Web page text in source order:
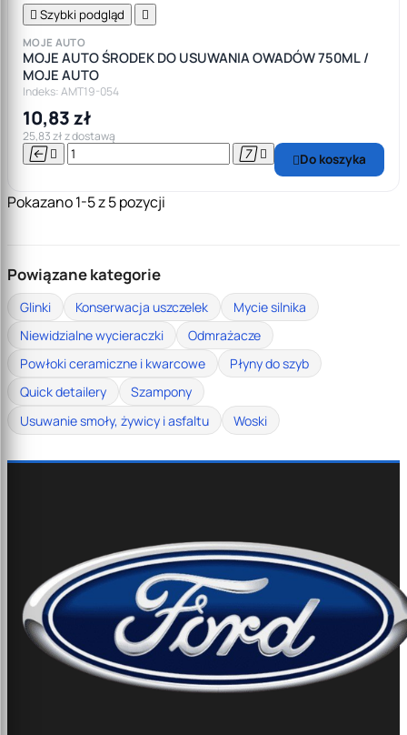
 Szybki podgląd 
MOJE AUTO
MOJE AUTO ŚRODEK DO USUWANIA OWADÓW 750ML /
MOJE AUTO
Indeks: AMT19-054
10,83 zł
25,83 zł z dostawą
    Do koszyka
Pokazano 1-5 z 5 pozycji
Powiązane kategorie
Glinki Konserwacja uszczelek
Mycie silnika
Niewidzialne wycieraczki
Odmrażacze
Powłoki ceramiczne i kwarcowe
Płyny do szyb
Quick detailery
Szampony
Usuwanie smoły, żywicy i asfaltu
Woski